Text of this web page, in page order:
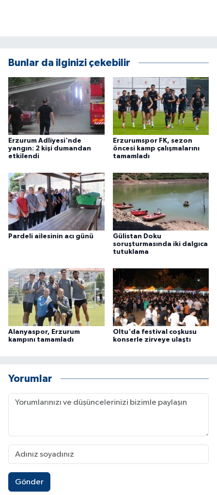
Bunlar da ilginizi çekebilir
Erzurum Adliyesi'nde
yangın: 2 kişi dumandan
etkilendi
Erzurumspor FK, sezon
öncesi kamp çalışmalarını
tamamladı
Pardeli ailesinin acı günü
Gülistan Doku
soruşturmasında iki dalgıca
tutuklama
Alanyaspor, Erzurum
kampını tamamladı
Oltu'da festival coşkusu
konserle zirveye ulaştı
Yorumlar
Gönder